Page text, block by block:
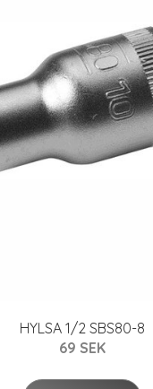
HYLSA 1/2 SBS80-8
69 SEK